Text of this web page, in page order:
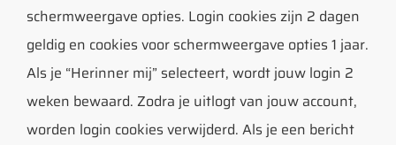
schermweergave opties. Login cookies zijn 2 dagen
geldig en cookies voor schermweergave opties 1 jaar.
Als je “Herinner mij” selecteert, wordt jouw login 2
weken bewaard. Zodra je uitlogt van jouw account,
worden login cookies verwijderd. Als je een bericht